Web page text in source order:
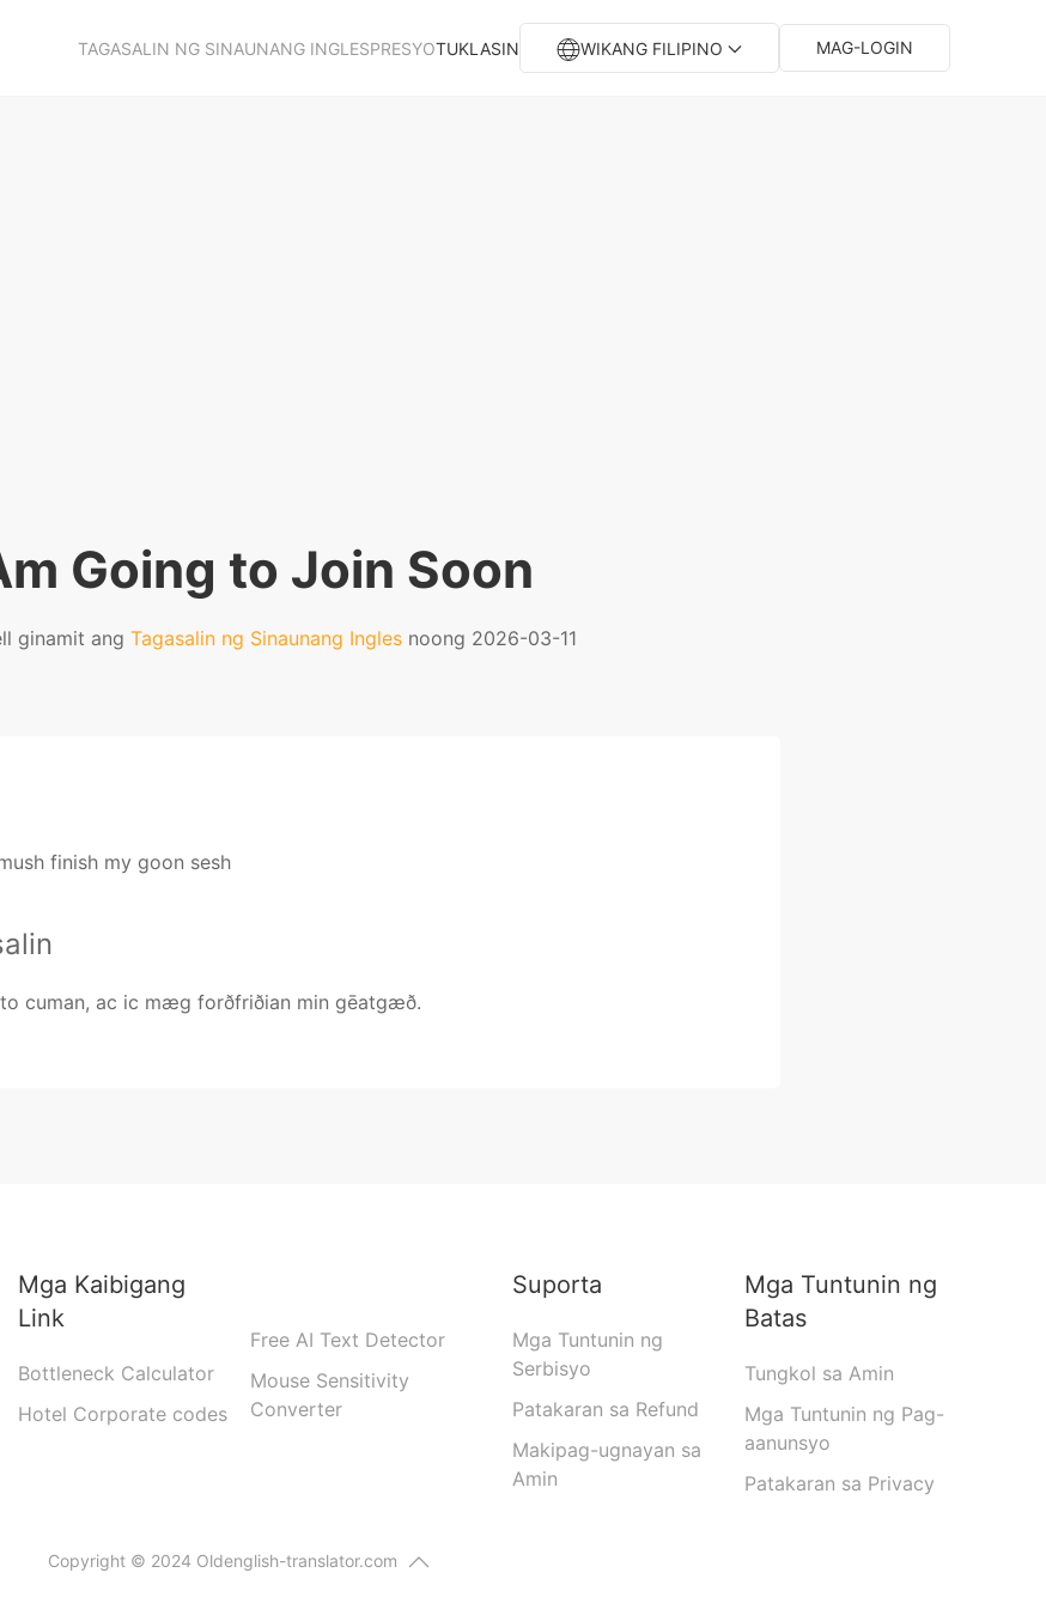
TAGASALIN NG SINAUNANG INGLESPRESYOTUKLASIN WIKANG FILIPINO MAG-LOGIN
Going to Join Soon
ginamit ang Tagasalin ng Sinaunang Inglesnoong 2026-03-11
finish my goon sesh
cuman, ac ic mæg forðfriðian min gēatgæð.
Mga Kaibigang
Link
Bottleneck Calculator
Hotel Corporate codes
Free AI Text Detector
Mouse Sensitivity
Converter
Suporta
Mga Tuntunin ng
Serbisyo
Patakaran sa Refund
Makipag-ugnayan sa
Amin
Mga Tuntunin ng
Batas
Tungkol sa Amin
Mga Tuntunin ng Pag-
aanunsyo
Patakaran sa Privacy
Copyright © 2024 Oldenglish-translator.com